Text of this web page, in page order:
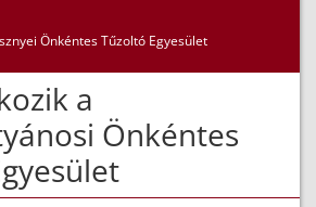
Önkéntes Tűzoltó Egyesület
a
Önkéntes